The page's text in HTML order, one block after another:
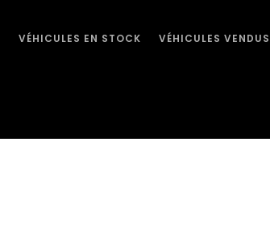
VÉHICULES EN STOCK VÉHICULES VENDUS